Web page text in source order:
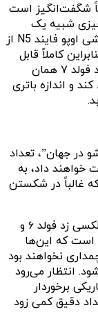
حقیقتاً شگفت‌انگیز است
را به چیزی شبیه یک
اعجاز مهندسی بدل می‌سازد. با این وجود، گوشی اوپو فایند N5 از
بنابراین کاملاً قابل
درک است اگر شما ترجیح دهید که گلکسی زد فولد ۷ همان
کند و اندازه باتری
در جهان”، تعداد
خواهند داد، به
که غالباً در شکستن
با توجه به ضخامت کمتر از ۶ میلی‌متر برای گلکسی زد فولد ۶ و
است که این‌ها
نخواهند بود
انتظار می‌رود
از طراحی باریکی برخوردار
دقیق کمی زود